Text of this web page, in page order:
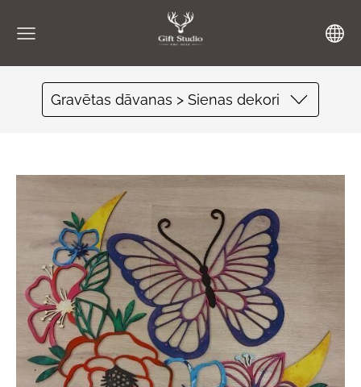
Gravētas dāvanas > Sienas dekori